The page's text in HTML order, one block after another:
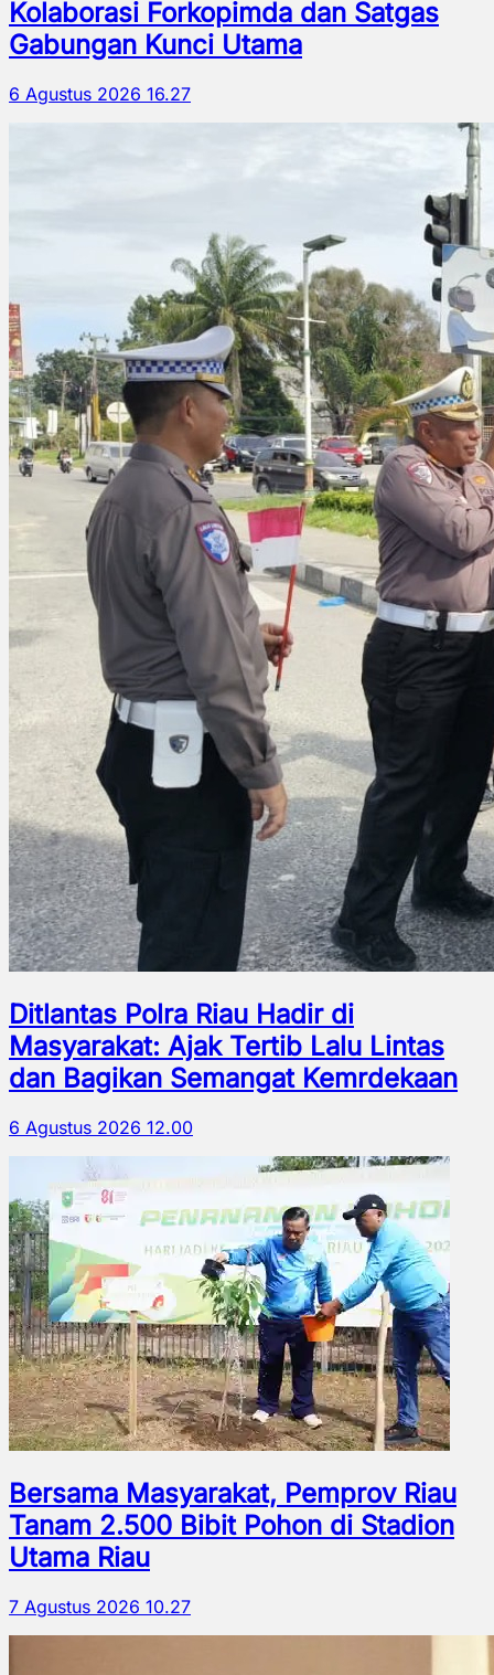
Kolaborasi Forkopimda dan Satgas
Gabungan Kunci Utama
6 Agustus 2026 16.27
Ditlantas Polra Riau Hadir di
Masyarakat: Ajak Tertib Lalu Lintas
dan Bagikan Semangat Kemrdekaan
6 Agustus 2026 12.00
Bersama Masyarakat, Pemprov Riau
Tanam 2.500 Bibit Pohon di Stadion
Utama Riau
7 Agustus 2026 10.27